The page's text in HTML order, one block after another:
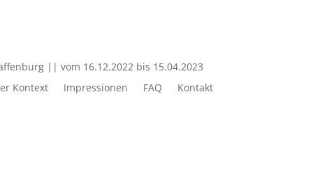
|| vom 16.12.2022 bis 15.04.2023
Kontext Impressionen FAQ
Kontakt